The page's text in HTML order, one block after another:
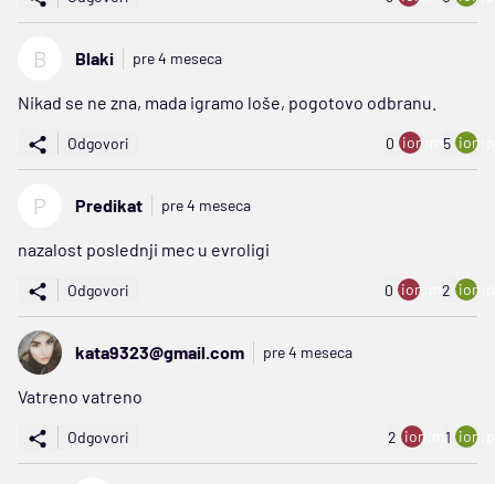
B Blaki pre 4 meseca
Nikad se ne zna, mada igramo loše, pogotovo odbranu.
Odgovori 0 ion:minus
5
P Predikat pre 4 meseca
nazalost poslednji mec u evroligi
Odgovori 0 ion:minus
2
kata9323@gmail.com pre 4 meseca
Vatreno vatreno
Odgovori 2 ion:minus
1